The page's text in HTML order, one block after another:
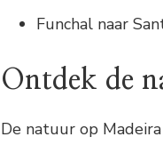
Funchal naar
Ontdek de
De natuur op